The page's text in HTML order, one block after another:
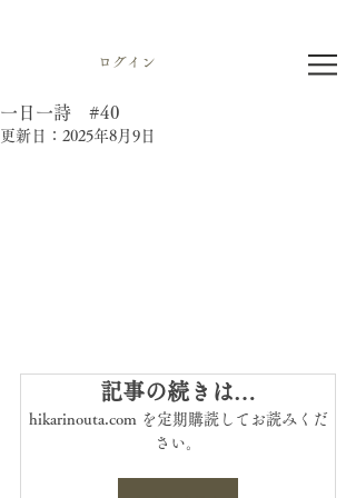
ログイン
一日一詩 #40
更新日： 2025年8月9日
記事の続きは…
hikarinouta.com を定期購読してお読みくだ
さい。